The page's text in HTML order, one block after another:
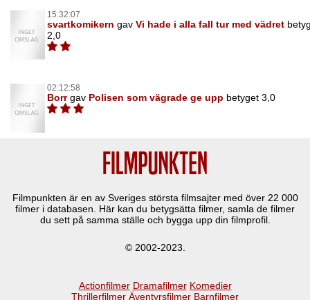
15:32:07
svartkomikern gav Vi hade i alla fall tur med vädret
2,0
02:12:58
Borrgav Polisen som vägrade ge upp betyget 3,0
Filmpunkten är en av Sveriges största filmsajter med över 22 000
filmer i databasen. Här kan du betygsätta filmer, samla de filmer
du sett på samma ställe och bygga upp din filmprofil.
© 2002-2023.
Actionfilmer Dramafilmer Komedier
Thrillerfilmer Äventyrsfilmer Barnfilmer